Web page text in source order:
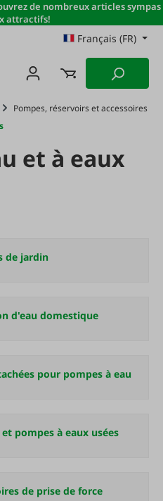
de nombreux articles sympas
attractifs!
Français (FR)
Pompes, réservoirs et accessoires
et à eaux
de jardin
d'eau domestique
pour pompes à eau
pompes à eaux usées
de prise de force